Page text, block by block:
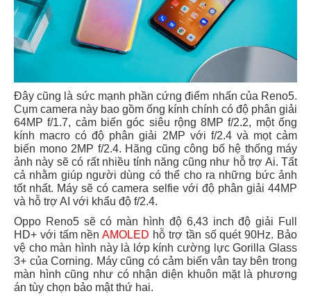
Đây cũng là sức mạnh phần cứng điểm nhấn của Reno5.
Cụm camera này bao gồm ống kính chính có độ phân giải
64MP f/1.7, cảm biến góc siêu rộng 8MP f/2.2, một ống
kính macro có độ phân giải 2MP với f/2.4 và mọt cảm
biến mono 2MP f/2.4. Hãng cũng công bố hệ thống máy
ảnh này sẽ có rất nhiều tính năng cũng như hỗ trợ Ai. Tất
cả nhằm giúp người dùng có thể cho ra những bức ảnh
tốt nhất. Máy sẽ có camera selfie với độ phân giải 44MP
và hỗ trợ AI với khẩu độ f/2.4.
Oppo Reno5 sẽ có màn hình độ 6,43 inch độ giải Full
HD+ với tấm nềnAMOLED hỗ trợ tần số quét 90Hz. Bảo
vệ cho màn hình này là lớp kính cường lực Gorilla Glass
3+ của Corning. Máy cũng có cảm biến vân tay bên trong
màn hình cũng như có nhận diện khuôn mặt là phương
án tùy chọn bảo mật thứ hai.